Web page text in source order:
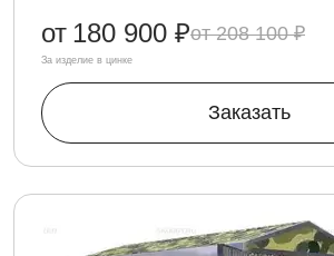
208 100 ₽
от 180 900 ₽
За изделие в цинке
Заказать